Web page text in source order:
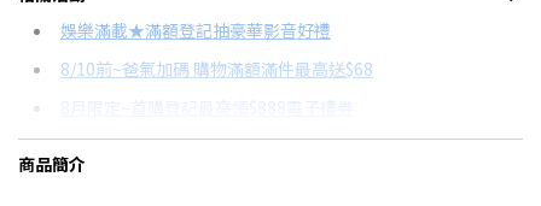
信用卡分期
分期數
6期 0利率
每期金額 配合銀行/業者
娛樂滿載★滿額登記抽豪華影音好禮
8/10前~爸氣加碼 購物滿額滿件最高送$68
8月限定~首購登記最高領$888電子禮券
台灣大哥大Open Possible聯名卡滿額最高回饋25%
商品簡介